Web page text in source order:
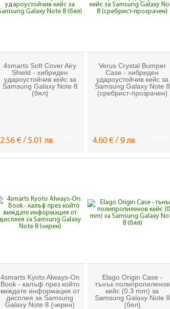
4smarts Soft Cover Airy
Shield - хибриден
удароустойчив кейс за
Samsung Galaxy Note 8
(бял)
2.56 € / 5.01 лв
Verus Crystal Bumper
Case - хибриден
удароустойчив кейс за
Samsung Galaxy Note 8
(сребрист-прозрачен)
4.60 € / 9 лв
4smarts Kyoto Always-On
Book - калъф през който
виждате информация от
дисплея за Samsung
Galaxy Note 8 (черен)
Elago Origin Case -
тънък полипропиленов
кейс (0.3 mm) за
Samsung Galaxy Note 8
(бял)